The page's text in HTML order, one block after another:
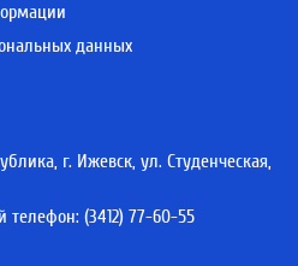
данных
г. Ижевск, ул. Студенческая,
телефон: (3412) 77-60-55